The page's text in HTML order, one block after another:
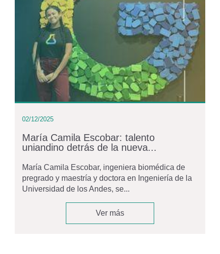
02/12/2025
María Camila Escobar: talento
uniandino detrás de la nueva...
María Camila Escobar, ingeniera biomédica de
pregrado y maestría y doctora en Ingeniería de la
Universidad de los Andes, se...
Ver más